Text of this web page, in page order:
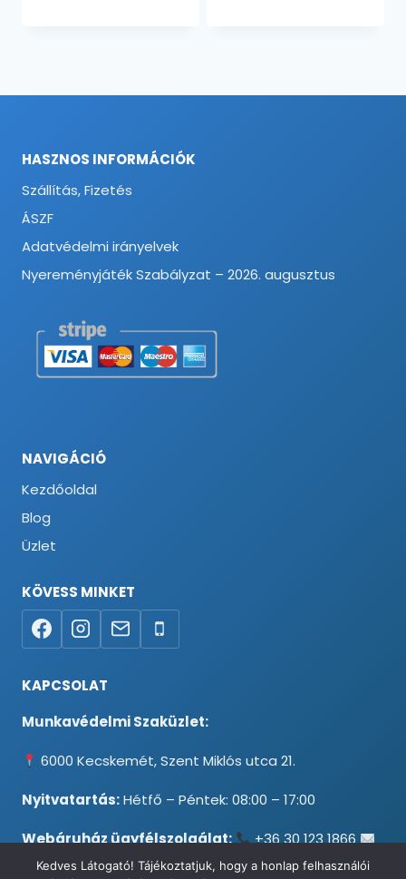
HASZNOS INFORMÁCIÓK
Szállítás, Fizetés
ÁSZF
Adatvédelmi irányelvek
Nyereményjáték Szabályzat – 2026. augusztus
NAVIGÁCIÓ
Kezdőoldal
Blog
Üzlet
KÖVESS MINKET
KAPCSOLAT
Munkavédelmi Szaküzlet:
6000 Kecskemét, Szent Miklós utca 21.
Nyitvatartás:Hétfő – Péntek: 08:00 – 17:00
Webáruház ügyfélszolgálat:
+36 30 123 1866
info@testpancel.hu
Kedves Látogató! Tájékoztatjuk, hogy a honlap felhasználói